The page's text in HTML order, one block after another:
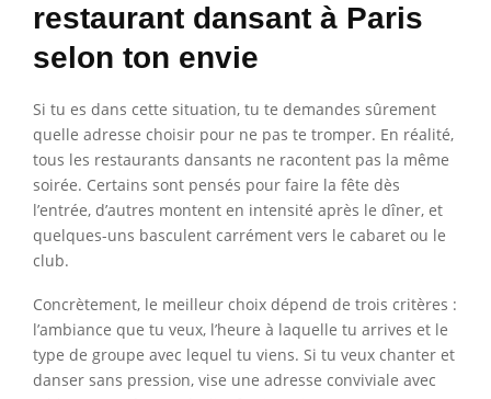
restaurant dansant à Paris
selon ton envie
Si tu es dans cette situation, tu te demandes sûrement
quelle adresse choisir pour ne pas te tromper. En réalité,
tous les restaurants dansants ne racontent pas la même
soirée. Certains sont pensés pour faire la fête dès
l’entrée, d’autres montent en intensité après le dîner, et
quelques-uns basculent carrément vers le cabaret ou le
club.
Concrètement, le meilleur choix dépend de trois critères :
l’ambiance que tu veux, l’heure à laquelle tu arrives et le
type de groupe avec lequel tu viens. Si tu veux chanter et
danser sans pression, vise une adresse conviviale avec